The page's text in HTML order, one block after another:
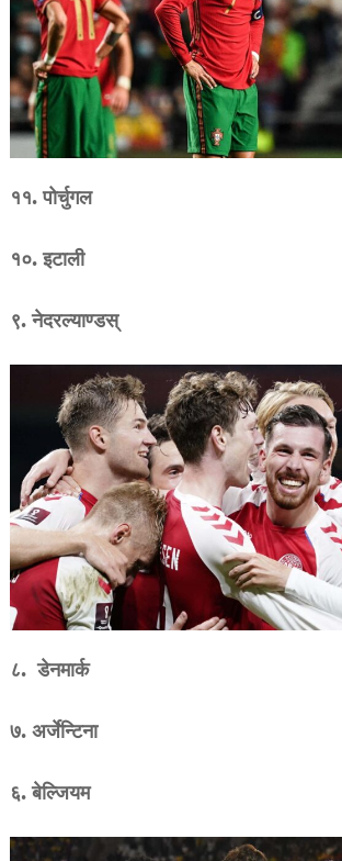
११. पोर्चुगल
१०. इटाली
९. नेदरल्याण्डस्
८. डेनमार्क
७. अर्जेन्टिना
६. बेल्जियम